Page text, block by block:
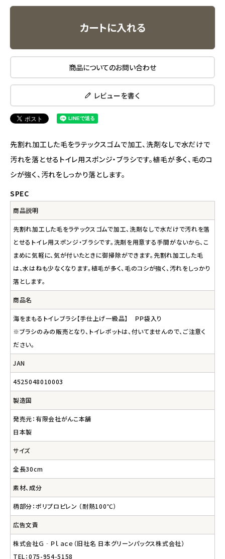
オリジナルブランド
エコリュクス
エコメイト
ナチュラプラス
アルモニベルツ
ご利用ガイド等
アカウント情報
meeting_room
カートに入れる
商品についてのお問い合わせ
レビューを書く
先割れ加工した毛をラテックスゴムで加工、洗剤なしで水だけで
汚れを落とせるトイレ用スポンジ・ブラシです。植毛が多く、毛のコ
シが強く、汚れをしっかり落とします。
SPEC
商品説明
先割れ加工した毛をラテックスゴムで加工、洗剤なしで水だけで汚れを落
とせるトイレ用スポンジ・ブラシです。洗剤を用意する手間がないから、こ
まめに気軽に、気が付いたときに御掃除ができます。先割れ加工した毛
は、水はねも少なくなります。植毛が多く、毛のコシが強く、汚れをしっかり
落とします。
商品名
海をまもるトイレブラシ【手仕上げ一級品】 ＰＰ袋入り
※ブラシのみの販売となり、トイレポットは、付いてませんので、ご注意く
ださい。
JAN
4525048010003
製造国
発売元：有限会社がんこ本舗
日本製
サイズ
全長30cm
素材、成分
柄部分：ポリプロピレン （耐熱100℃）
広告文責
株式会社Ｇ‐Ｐｌａｃｅ（旧社名 日本グリーンパックス株式会社）
TEL：075-954-5158